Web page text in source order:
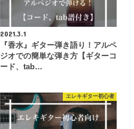
2021.3.1
『香水』ギター弾き語り！アルペ
ジオでの簡単な弾き方【ギターコ
ード、tab…
エレキギター初心者